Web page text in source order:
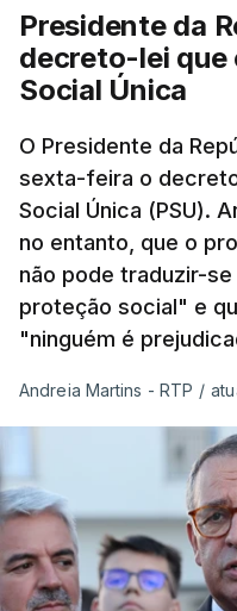
Presidente da
decreto-lei que
Social Única
O Presidente da
sexta-feira o
Social Única (PSU).
no entanto, que o
não pode traduzir-
proteção social" e
"ninguém é
Andreia Martins - RTP /